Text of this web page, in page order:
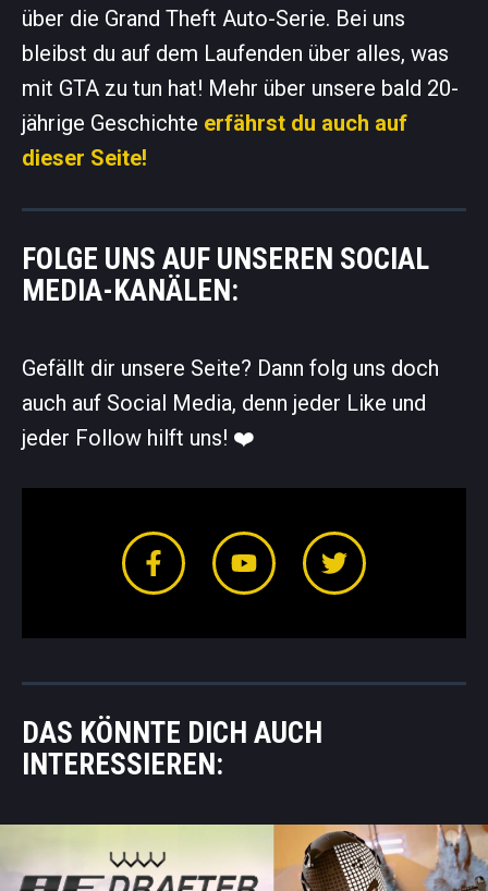
über die Grand Theft Auto-Serie. Bei uns
bleibst du auf dem Laufenden über alles, was
mit GTA zu tun hat! Mehr über unsere bald 20-
jährige Geschichte erfährst du auch auf
dieser Seite!
FOLGE UNS AUF UNSEREN SOCIAL
MEDIA-KANÄLEN:
Gefällt dir unsere Seite? Dann folg uns doch
auch auf Social Media, denn jeder Like und
jeder Follow hilft uns! ❤️️
DAS KÖNNTE DICH AUCH
INTERESSIEREN: